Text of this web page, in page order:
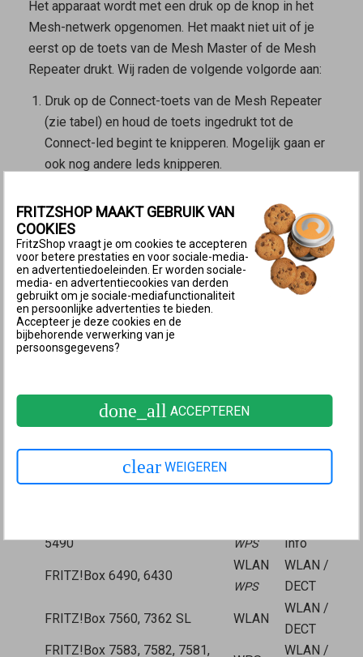
Het apparaat wordt met een druk op de knop in het
Mesh-netwerk opgenomen. Het maakt niet uit of je
eerst op de toets van de Mesh Masterof de Mesh
Repeaterdrukt. Wij raden de volgende volgorde aan:
Druk op de Connect-toets van de Mesh Repeater
(zie tabel) en houd de toets ingedrukt tot de
Connect-led begint te knipperen. Mogelijk gaan er
ook nog andere leds knipperen.
Mesh Masteren houd de toets ingedrukt tot de
Connect-led (zie tabel) oplicht of begint te
knipperen. Mogelijk knipperen er ook andere leds
of lichten er ook andere leds op.
FRITZ!Box-model
Connect-Connect-
FRITZ!Box 6690, 5690 Pro, 4060
FRITZ!Box 6860, 6825
7630, 7590 (AX), 7530 (AX),
7520, 7510, 6890, 6850, 6670,
Connect
/ WPS
/ WPS
Connect WLAN /
5490
WPS
Info
FRITZ!Box 6490, 6430
WLAN
WPS
WLAN /
DECT
FRITZ!Box 7560, 7362 SL WLAN
WLAN /
DECT
FRITZ!Box 7583, 7582, 7581,
WLAN /
FRITZSHOP MAAKT GEBRUIK VAN
COOKIES
FritzShop vraagt je om cookies te accepteren
voor betere prestaties en voor sociale-media-
en advertentiedoeleinden. Er worden sociale-
media- en advertentiecookies van derden
gebruikt om je sociale-mediafunctionaliteit
en persoonlijke advertenties te bieden.
Accepteer je deze cookies en de
bijbehorende verwerking van je
persoonsgegevens?
done_all ACCEPTEREN
clear WEIGEREN